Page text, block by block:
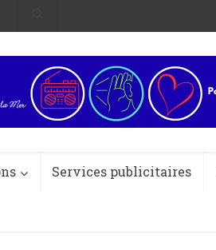
Services publicitaires